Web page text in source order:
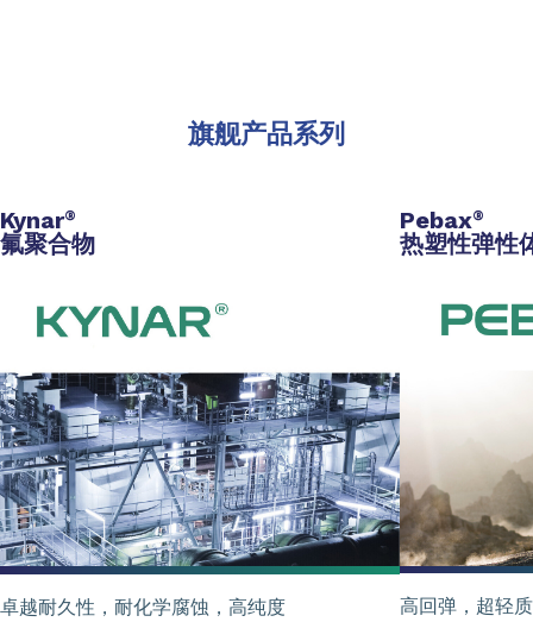
旗舰产品系列
Kynar®
氟聚合物
卓越耐久性，耐化学腐蚀，高纯度
Pebax®
热塑性弹性
高回弹，超轻质